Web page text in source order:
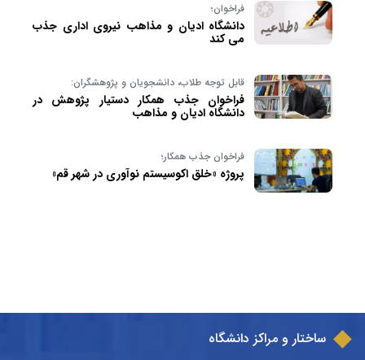
فراخوان؛
دانشگاه ادیان و مذاهب نیروی اداری جذب
می کند
قابل توجه طلاب، دانشجویان و پژوهشگران:
فراخوان جذب همکار دستیار پژوهش در
دانشگاه ادیان و مذاهب
فراخوان جذب همکار؛
پروژه «خلق اکوسیستم نوآوری در شهر قم»
ساختار و مراکز دانشگاه